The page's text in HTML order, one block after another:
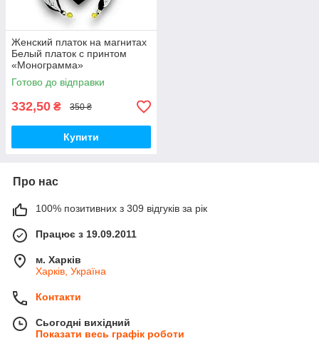
Женский платок на магнитах
Белый платок с принтом
«Монограмма»
Готово до відправки
332,50 ₴ 350 ₴
Купити
Про нас
100% позитивних з 309 відгуків за рік
Працює з 19.09.2011
м. Харків
Харків, Україна
Контакти
Сьогодні вихідний
Показати весь графік роботи